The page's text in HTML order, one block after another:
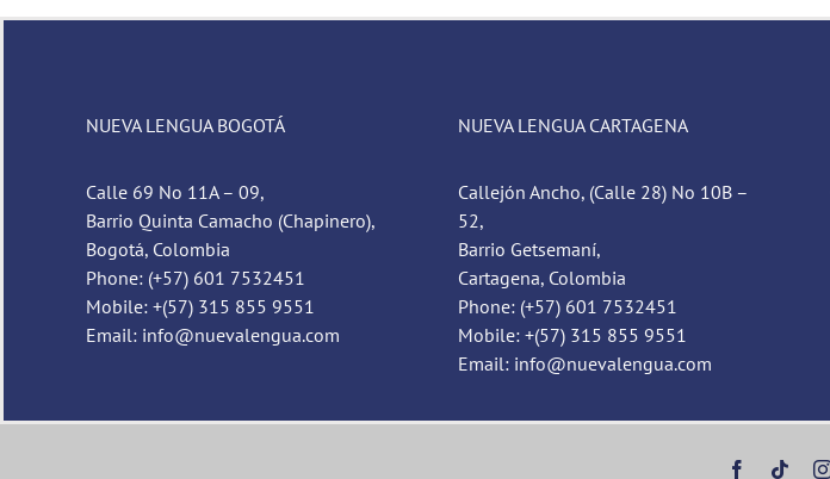
NUEVA LENGUA BOGOTÁ
Calle 69 No 11A – 09,
Barrio Quinta Camacho (Chapinero),
Bogotá, Colombia
Phone: (+57) 601 7532451
Mobile: +(57) 315 855 9551
Email: info@nuevalengua.com
NUEVA LENGUA CARTAGENA
Callejón Ancho, (Calle 28) No 10B –
52,
Barrio Getsemaní,
Cartagena, Colombia
Phone: (+57) 601 7532451
Mobile: +(57) 315 855 9551
Email: info@nuevalengua.com